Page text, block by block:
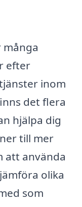
många
efter
inom
det flera
hjälpa dig
till mer
att använda
olika
som